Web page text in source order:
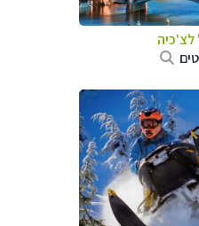
לצ'כיה